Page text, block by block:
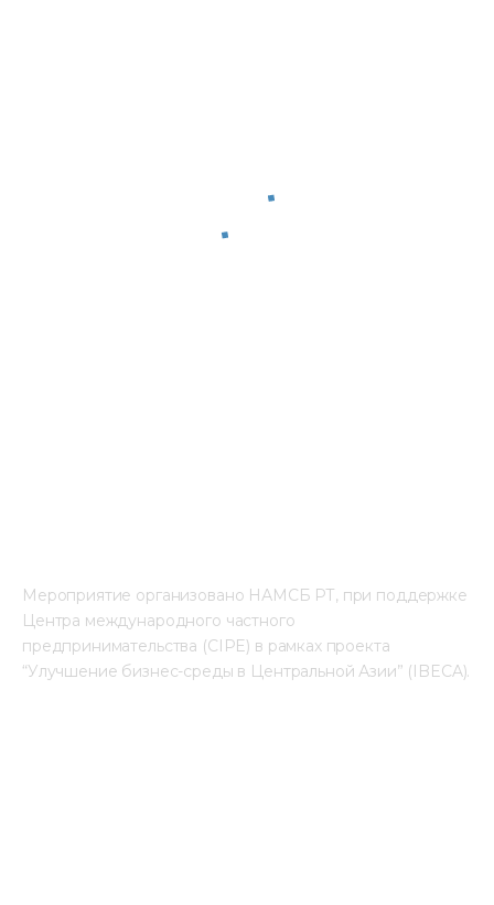
Мероприятие организовано НАМСБ РТ, при поддержке
Центра международного частного
предпринимательства (CIPE) в рамках проекта
“Улучшение бизнес-среды в Центральной Азии” (IBECA).